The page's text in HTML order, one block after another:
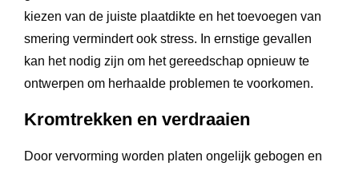
kiezen van de juiste plaatdikte en het toevoegen van
smering vermindert ook stress. In ernstige gevallen
kan het nodig zijn om het gereedschap opnieuw te
ontwerpen om herhaalde problemen te voorkomen.
Kromtrekken en verdraaien
Door vervorming worden platen ongelijk gebogen en